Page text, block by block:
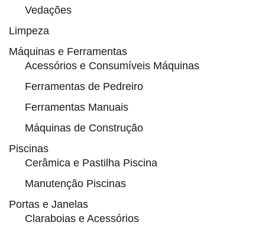
Vedações
Limpeza
Máquinas e Ferramentas
Acessórios e Consumíveis Máquinas
Ferramentas de Pedreiro
Ferramentas Manuais
Máquinas de Construção
Piscinas
Cerâmica e Pastilha Piscina
Manutenção Piscinas
Portas e Janelas
Claraboias e Acessórios